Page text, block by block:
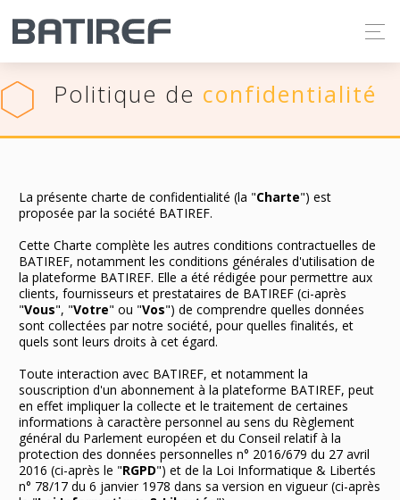
Politique de confidentialité
La présente charte de confidentialité (la "Charte") est
proposée par la société BATIREF.
Cette Charte complète les autres conditions contractuelles de
BATIREF, notamment les conditions générales d'utilisation de
la plateforme BATIREF. Elle a été rédigée pour permettre aux
clients, fournisseurs et prestataires de BATIREF (ci-après
"Vous", "Votre" ou "Vos") de comprendre quelles données
sont collectées par notre société, pour quelles finalités, et
quels sont leurs droits à cet égard.
Toute interaction avec BATIREF, et notamment la
souscription d'un abonnement à la plateforme BATIREF, peut
en effet impliquer la collecte et le traitement de certaines
informations à caractère personnel au sens du Règlement
général du Parlement européen et du Conseil relatif à la
protection des données personnelles n° 2016/679 du 27 avril
2016 (ci-après le "RGPD") et de la Loi Informatique & Libertés
n° 78/17 du 6 janvier 1978 dans sa version en vigueur (ci-après